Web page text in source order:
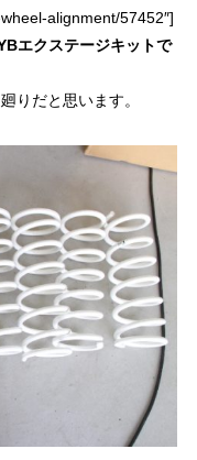
alignment/57452″]
エクステージキットで
りだと思います。